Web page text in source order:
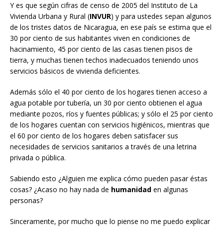
Y es que según cifras de censo de 2005 del Instituto de La
Vivienda Urbana y Rural (INVUR) y para ustedes sepan algunos
de los tristes datos de Nicaragua, en ese país se estima que el
30 por ciento de sus habitantes viven en condiciones de
hacinamiento, 45 por ciento de las casas tienen pisos de
tierra, y muchas tienen techos inadecuados teniendo unos
servicios básicos de vivienda deficientes.
Además sólo el 40 por ciento de los hogares tienen acceso a
agua potable por tubería, un 30 por ciento obtienen el agua
mediante pozos, ríos y fuentes públicas; y sólo el 25 por ciento
de los hogares cuentan con servicios higiénicos, mientras que
el 60 por ciento de los hogares deben satisfacer sus
necesidades de servicios sanitarios a través de una letrina
privada o pública.
Sabiendo esto ¿Alguien me explica cómo pueden pasar éstas
cosas? ¿Acaso no hay nada de humanidad en algunas
personas?
Sinceramente, por mucho que lo piense no me puedo explicar